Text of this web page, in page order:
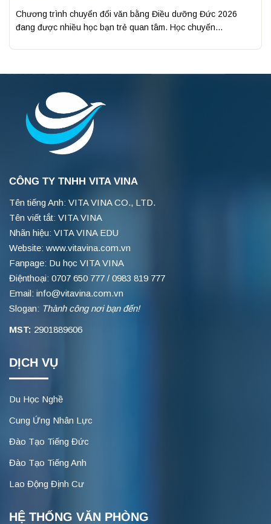
Chương trình chuyển đổi văn bằng Điều dưỡng Đức 2026
đang được nhiều học bạn trẻ quan tâm. Học chuyển...
CÔNG TY TNHH VITA VINA
Tên tiếng Anh: VITA VINA CO., LTD.
Tên viết tắt: VITA VINA
Nhãn hiệu: VITA VINA EDU
Website: www.vitavina.com.vn
Fanpage: Du học VITA VINA
Điệnthoại: 0707 650 777 / 0983 819 777
Email: info@vitavina.com.vn
Slogan: Thành công nơi bạn đến!
MST: 2901889606
DỊCH VỤ
Du Học Nghề
Cung Ứng Nhân Lực
Đào Tạo Tiếng Đức
Đào Tạo Tiếng Anh
Lao Động Định Cư
HỆ THỐNG VĂN PHÒNG